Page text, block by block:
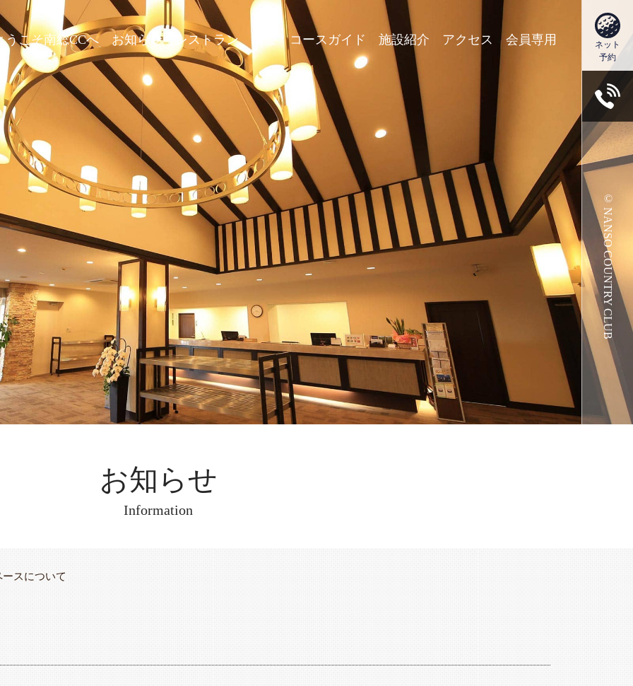
うこそ南総CCへ お知らせ レストラン 料金 コースガイド 施設紹介 アクセス 会員専用
ネット
予約
© NANSO COUNTRY CLUB
お知らせ
Information
スについて